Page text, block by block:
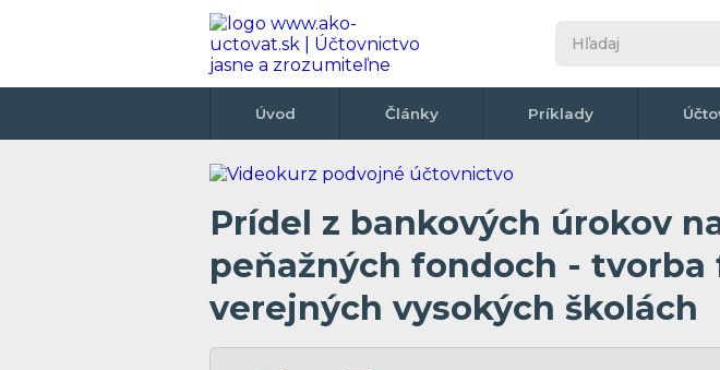
Úvod Články Príklady
Prídel z bankových úrokov
peňažných fondoch - tvorba
verejných vysokých školách